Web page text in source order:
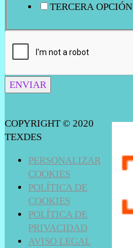
TERCERA OPCIÓN
ENVIAR
COPYRIGHT © 2020
TEXDES
PERSONALIZAR
COOKIES
POLÍTICA DE
COOKIES
POLÍTICA DE
PRIVACIDAD
AVISO LEGAL